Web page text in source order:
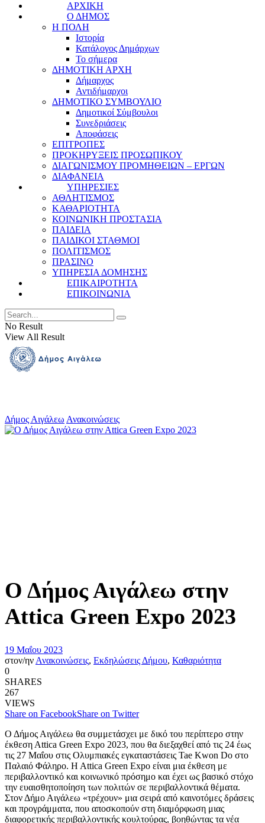
ΑΡΧΙΚΗ
Ο ΔΗΜΟΣ
Η ΠΟΛΗ
Ιστορία
Κατάλογος Δημάρχων
Το σήμερα
ΔΗΜΟΤΙΚΗ ΑΡΧΗ
Δήμαρχος
Αντιδήμαρχοι
ΔΗΜΟΤΙΚΟ ΣΥΜΒΟΥΛΙΟ
Δημοτικοί Σύμβουλοι
Συνεδριάσεις
Αποφάσεις
ΕΠΙΤΡΟΠΕΣ
ΠΡΟΚΗΡΥΞΕΙΣ ΠΡΟΣΩΠΙΚΟΥ
ΔΙΑΓΩΝΙΣΜΟΥ ΠΡΟΜΗΘΕΙΩΝ – ΕΡΓΩΝ
ΔΙΑΦΑΝΕΙΑ
ΥΠΗΡΕΣΙΕΣ
ΑΘΛΗΤΙΣΜΟΣ
ΚΑΘΑΡΙΟΤΗΤΑ
ΚΟΙΝΩΝΙΚΗ ΠΡΟΣΤΑΣΙΑ
ΠΑΙΔΕΙΑ
ΠΑΙΔΙΚΟΙ ΣΤΑΘΜΟΙ
ΠΟΛΙΤΙΣΜΟΣ
ΠΡΑΣΙΝΟ
ΥΠΗΡΕΣΙΑ ΔΟΜΗΣΗΣ
ΕΠΙΚΑΙΡΟΤΗΤΑ
ΕΠΙΚΟΙΝΩΝΙΑ
No Result
View All Result
Δήμος Αιγάλεω Ανακοινώσεις
Ο Δήμος Αιγάλεω στην
Αttica Green Expo 2023
19 Μαΐου 2023
στον/ην Ανακοινώσεις, Εκδηλώσεις Δήμου, Καθαριότητα
0
SHARES
267
VIEWS
Share on FacebookShare on Twitter
Ο Δήμος Αιγάλεω θα συμμετάσχει με δικό του περίπτερο στην
έκθεση Αttica Green Expo 2023, που θα διεξαχθεί από τις 24 έως
τις 27 Μαΐου στις Ολυμπιακές εγκαταστάσεις Tae Kwon Do στο
Παλαιό Φάληρο. Η Αttica Green Expo είναι μια έκθεση με
περιβαλλοντικό και κοινωνικό πρόσημο και έχει ως βασικό στόχο
την ευαισθητοποίηση των πολιτών σε περιβαλλοντικά θέματα.
Στον Δήμο Αιγάλεω «τρέχουν» μια σειρά από καινοτόμες δράσεις
και προγράμματα, που αποσκοπούν στη διαμόρφωση μιας
διαφορετικής περιβαλλοντικής κουλτούρας, βοηθώντας τα νέα